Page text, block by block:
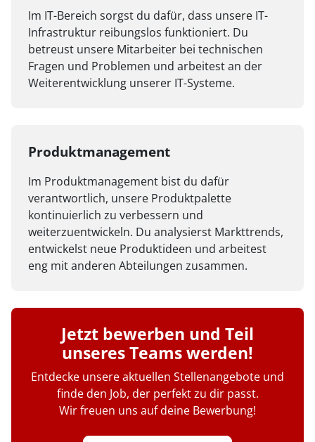
Im IT-Bereich sorgst du dafür, dass unsere IT-
Infrastruktur reibungslos funktioniert. Du
betreust unsere Mitarbeiter bei technischen
Fragen und Problemen und arbeitest an der
Weiterentwicklung unserer IT-Systeme.
Produktmanagement
Im Produktmanagement bist du dafür
verantwortlich, unsere Produktpalette
kontinuierlich zu verbessern und
weiterzuentwickeln. Du analysierst Markttrends,
entwickelst neue Produktideen und arbeitest
eng mit anderen Abteilungen zusammen.
Jetzt bewerben und Teil
unseres Teams werden!
Entdecke unsere aktuellen Stellenangebote und
finde den Job, der perfekt zu dir passt.
Wir freuen uns auf deine Bewerbung!